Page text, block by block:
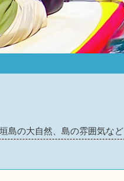
島の大自然、島の雰囲気など